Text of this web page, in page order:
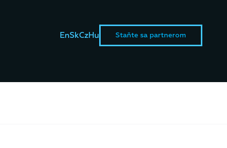
EnSkCzHu Staňte sa partnerom